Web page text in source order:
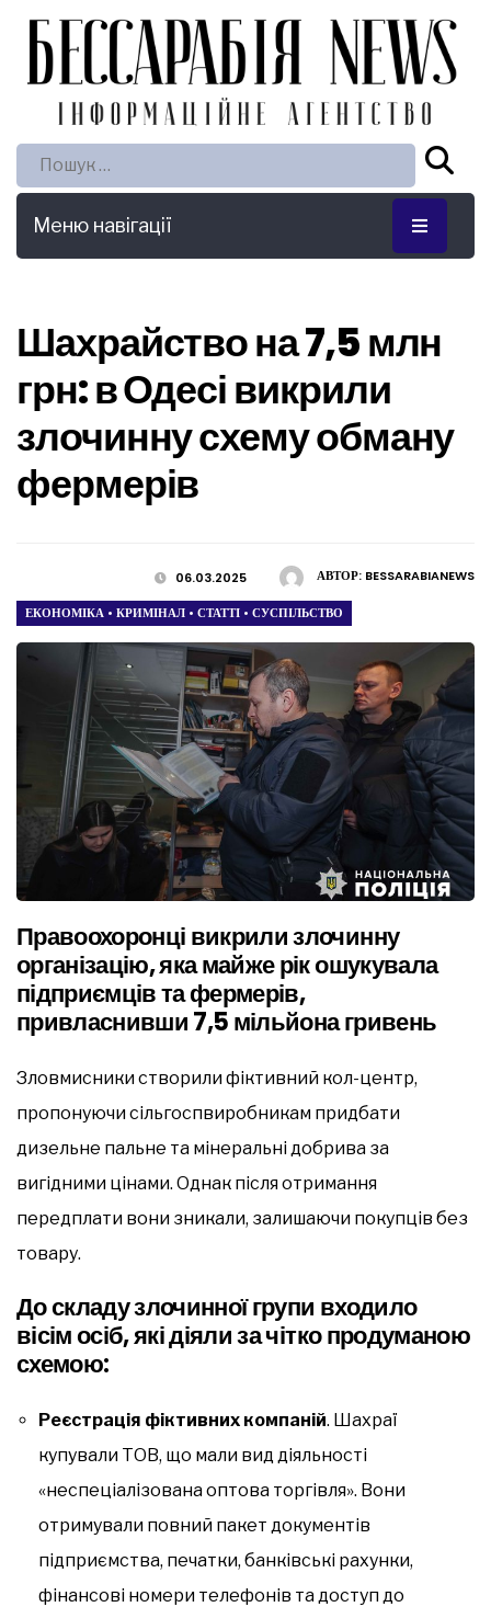
Пошук:
Меню навігації
Шахрайство на 7,5 млн
грн: в Одесі викрили
злочинну схему обману
фермерів
АВТОР: BESSARABIANEWS
06.03.2025
ЕКОНОМІКА • КРИМІНАЛ • СТАТТІ • СУСПІЛЬСТВО
Правоохоронці викрили злочинну
організацію, яка майже рік ошукувала
підприємців та фермерів,
привласнивши 7,5 мільйона гривень
Зловмисники створили фіктивний кол-центр,
пропонуючи сільгоспвиробникам придбати
дизельне пальне та мінеральні добрива за
вигідними цінами. Однак після отримання
передплати вони зникали, залишаючи покупців без
товару.
До складу злочинної групи входило
вісім осіб, які діяли за чітко продуманою
схемою:
Реєстрація фіктивних компаній. Шахраї
купували ТОВ, що мали вид діяльності
«неспеціалізована оптова торгівля». Вони
отримували повний пакет документів
підприємства, печатки, банківські рахунки,
фінансові номери телефонів та доступ до